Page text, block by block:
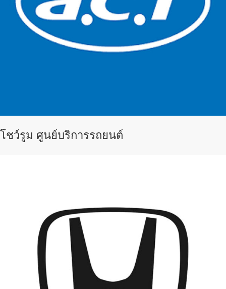
โชว์รูม ศูนย์บริการรถยนต์